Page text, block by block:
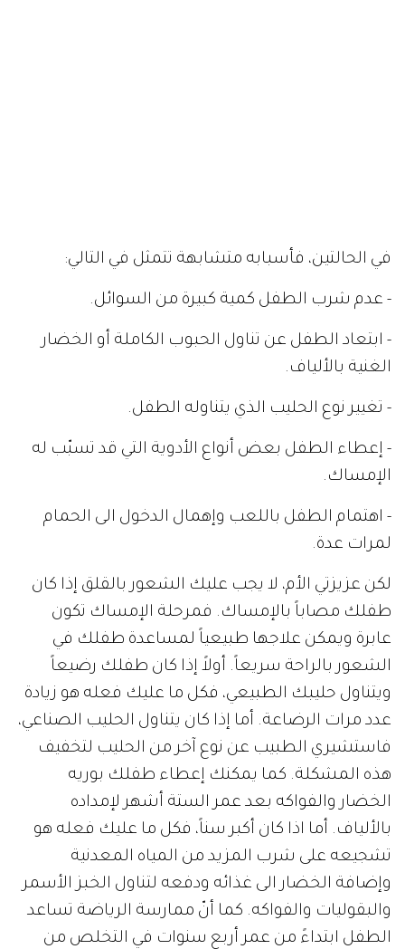
في الحالتين، فأسبابه متشابهة تتمثل في التالي:
- عدم شرب الطفل كمية كبيرة من السوائل.
- ابتعاد الطفل عن تناول الحبوب الكاملة أو الخضار
الغنية بالألياف.
- تغيير نوع الحليب الذي يتناوله الطفل.
- إعطاء الطفل بعض أنواع الأدوية التي قد تسبّب له
الإمساك.
- اهتمام الطفل باللعب وإهمال الدخول الى الحمام
لمرات عدة.
لكن عزيزتي الأم، لا يجب عليك الشعور بالقلق إذا كان
طفلك مصاباً بالإمساك. فمرحلة الإمساك تكون
عابرة ويمكن علاجها طبيعياً لمساعدة طفلك في
الشعور بالراحة سريعاً. أولاً إذا كان طفلك رضيعاً
ويتناول حليبك الطبيعي، فكل ما عليك فعله هو زيادة
عدد مرات الرضاعة. أما إذا كان يتناول الحليب الصناعي،
فاستشيري الطبيب عن نوع آخر من الحليب لتخفيف
هذه المشكلة. كما يمكنك إعطاء طفلك بوريه
الخضار والفواكه بعد عمر الستة أشهر لإمداده
بالألياف. أما اذا كان أكبر سناً، فكل ما عليك فعله هو
تشجيعه على شرب المزيد من المياه المعدنية
وإضافة الخضار الى غذائه ودفعه لتناول الخبز الأسمر
والبقوليات والفواكه. كما أنّ ممارسة الرياضة تساعد
الطفل ابتداءً من عمر أربع سنوات في التخلص من